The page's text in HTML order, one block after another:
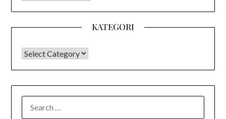
KATEGORI
KATEGORI
FOR: